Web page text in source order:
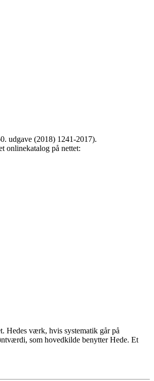
udgave (2018) 1241-2017).
onlinekatalog på nettet:
Hedes værk, hvis systematik går på
som hovedkilde benytter Hede. Et